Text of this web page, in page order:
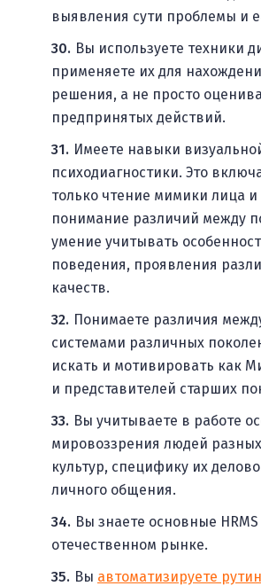
выявления сути проблемы и
Вы используете техники
применяете их для
решения, а не просто
предпринятых действий.
Имеете навыки
психодиагностики. Это
только чтение мимики лица и
понимание различий между
умение учитывать
поведения, проявления
качеств.
Понимаете различия
системами различных
искать и мотивировать как
и представителей старших
Вы учитываете в работе
мировоззрения людей
культур, специфику их
личного общения.
Вы знаете основные
отечественном рынке.
Вы автоматизируете